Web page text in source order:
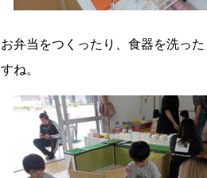
お弁当をつくったり、食器を洗っ
すね。